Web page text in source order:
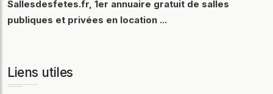
Sallesdesfetes.fr, 1er annuaire gratuit de salles
publiques et privées en location ...
Liens utiles